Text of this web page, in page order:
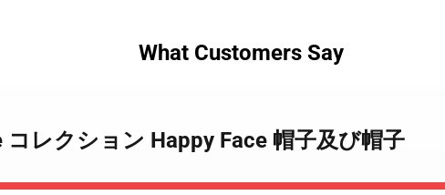
What Customers Say
レクション Happy Face 帽子及び帽子